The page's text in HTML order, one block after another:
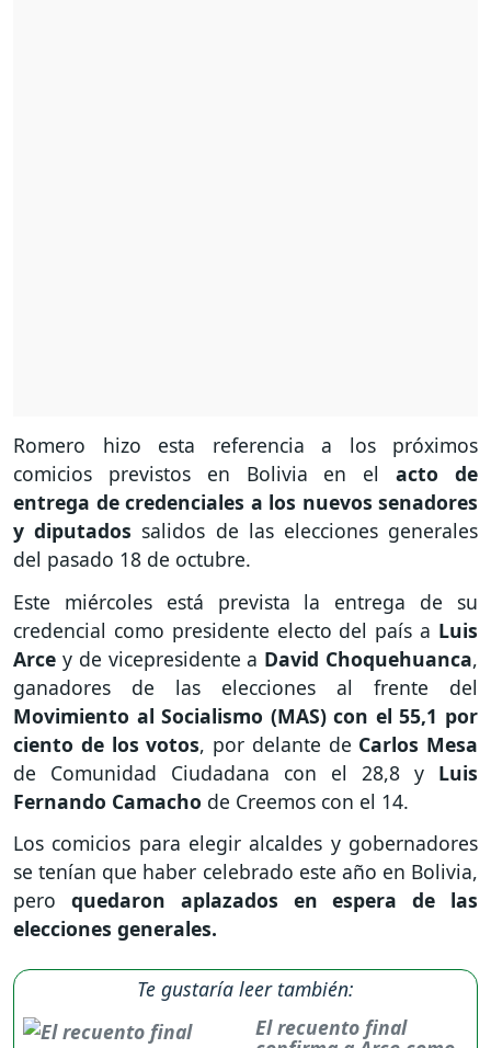
Romero hizo esta referencia a los próximos
comicios previstos en Bolivia en el acto de
entrega de credenciales a los nuevos senadores
y diputados salidos de las elecciones generales
del pasado 18 de octubre.
Este miércoles está prevista la entrega de su
credencial como presidente electo del país a Luis
Arce y de vicepresidente a David Choquehuanca,
ganadores de las elecciones al frente del
Movimiento al Socialismo (MAS) con el 55,1 por
ciento de los votos, por delante de Carlos Mesa
de Comunidad Ciudadana con el 28,8 y Luis
Fernando Camacho de Creemos con el 14.
Los comicios para elegir alcaldes y gobernadores
se tenían que haber celebrado este año en Bolivia,
pero quedaron aplazados en espera de las
elecciones generales.
Te gustaría leer también:
El recuento final